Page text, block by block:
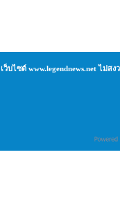
เว็บไซต์ www.legendnews.net ไม่